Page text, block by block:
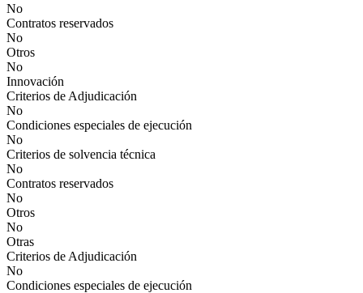
No
Contratos reservados
No
Otros
No
Innovación
Criterios de Adjudicación
No
Condiciones especiales de ejecución
No
Criterios de solvencia técnica
No
Contratos reservados
No
Otros
No
Otras
Criterios de Adjudicación
No
Condiciones especiales de ejecución